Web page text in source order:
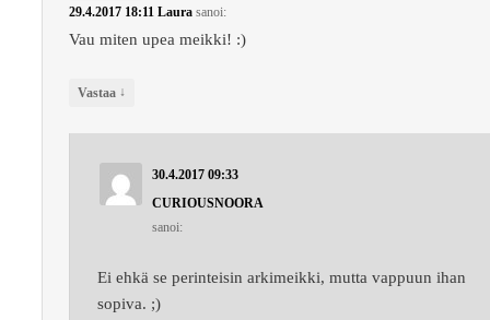
29.4.2017 18:11 Laura sanoi:
Vau miten upea meikki! :)
Vastaa ↓
30.4.2017 09:33
CURIOUSNOORA
sanoi:
Ei ehkä se perinteisin arkimeikki, mutta vappuun ihan
sopiva. ;)